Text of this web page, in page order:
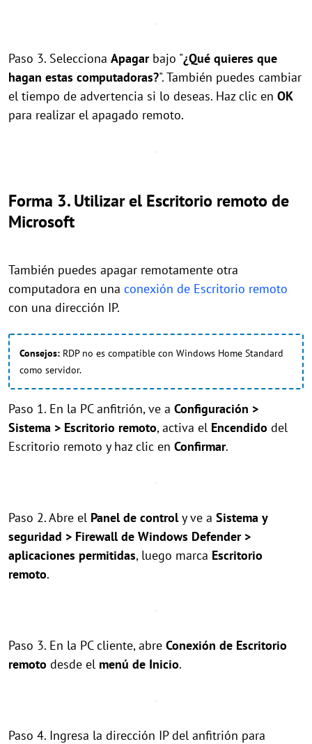
Paso 3. Selecciona Apagarbajo "¿Qué quieres que
hagan estas computadoras?". También puedes cambiar
el tiempo de advertencia si lo deseas. Haz clic en OK
para realizar el apagado remoto.
Forma 3. Utilizar el Escritorio remoto de
Microsoft
También puedes apagar remotamente otra
computadora en una conexión de Escritorio remoto
con una dirección IP.
Consejos: RDP no es compatible con Windows Home Standard
como servidor.
Paso 1. En la PC anfitrión, ve a Configuración >
Sistema > Escritorio remoto, activa el Encendido del
Escritorio remoto y haz clic en Confirmar.
Paso 2. Abre el Panel de controly ve a Sistema y
seguridad > Firewall de Windows Defender >
aplicaciones permitidas, luego marca Escritorio
remoto.
Paso 3. En la PC cliente, abre Conexión de Escritorio
remoto desde el menú de Inicio.
Paso 4. Ingresa la dirección IP del anfitrión para